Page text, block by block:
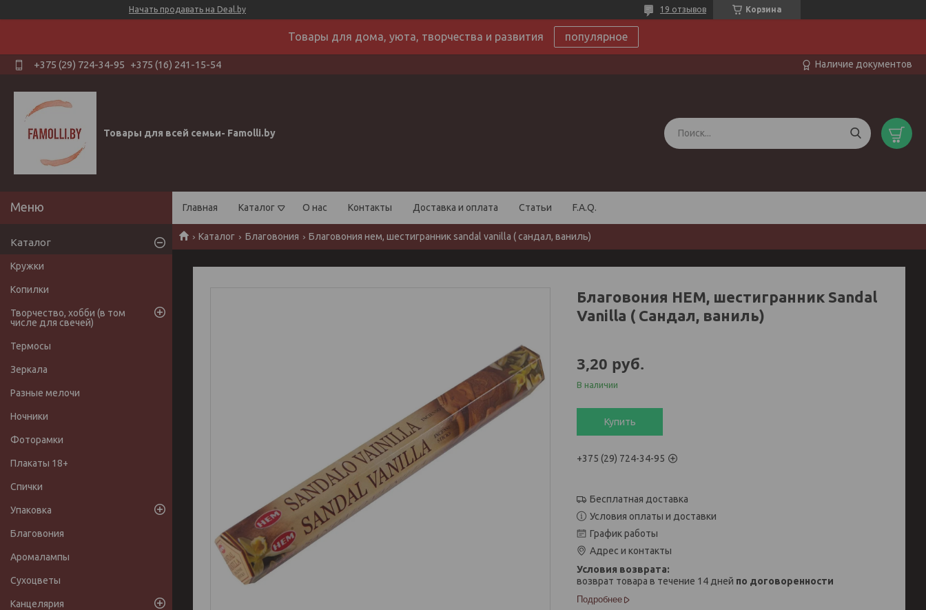
Начать продавать на Deal.by Корзина
19 отзывов
Товары для дома, уюта, творчества и развития популярное
+375 (29) 724-34-95 +375 (16) 241-15-54 Наличие документов
Товары для всей семьи- Famolli.by
Главная Каталог О нас Контакты Доставка и оплата Статьи F.A.Q.
Каталог Благовония Благовония нем, шестигранник sandal vanilla ( сандал, ваниль)
Благовония НЕМ, шестигранник Sandal
Vanilla ( Сандал, ваниль)
3,20 руб.
В наличии
Купить
+375 (29) 724-34-95
Бесплатная доставка
Условия оплаты и доставки
График работы
Адрес и контакты
возврат товара в течение 14 дней по договоренности
Подробнее
Каталог
Кружки
Копилки
Творчество, хобби (в том
числе для свечей)
Термосы
Зеркала
Разные мелочи
Ночники
Фоторамки
Плакаты 18+
Спички
Упаковка
Благовония
Аромалампы
Сухоцветы
Канцелярия